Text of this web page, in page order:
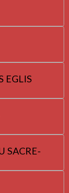
EGLIS
SACRE-